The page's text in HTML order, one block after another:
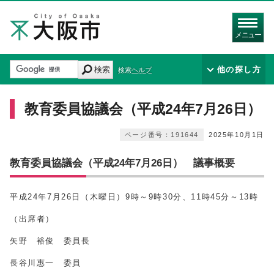
メニュー
検索 検索ヘルプ 他の探し方
教育委員協議会（平成24年7月26日）
2025年10月1日
ページ番号：191644
教育委員協議会（平成24年7月26日） 議事概要
平成24年7月26日（木曜日）9時～9時30分、11時45分～13時
（出席者）
矢野 裕俊 委員長
長谷川惠一 委員